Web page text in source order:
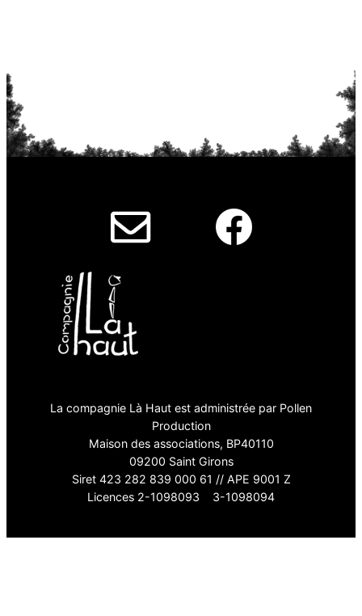
La compagnie Là Haut est administrée par Pollen
Production
Maison des associations, BP40110
09200 Saint Girons
Siret 423 282 839 000 61 // APE 9001 Z
Licences 2-1098093 3-1098094